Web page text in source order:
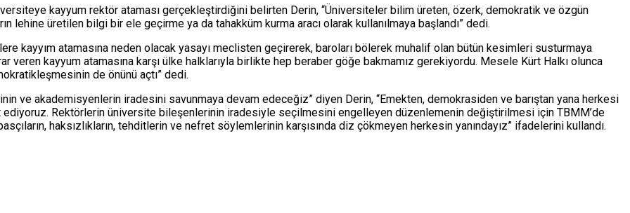
kayyum rektör ataması gerçekleştirdiğini belirten Derin, “Üniversiteler bilim üreten, özerk, demokratik ve özgün
lehine üretilen bilgi bir ele geçirme ya da tahakküm kurma aracı olarak kullanılmaya başlandı” dedi.
kayyım atamasına neden olacak yasayı meclisten geçirerek, baroları bölerek muhalif olan bütün kesimleri susturmaya
veren kayyum atamasına karşı ülke halklarıyla birlikte hep beraber göğe bakmamız gerekiyordu. Mesele Kürt Halkı olunca
de önünü açtı” dedi.
ve akademisyenlerin iradesini savunmaya devam edeceğiz” diyen Derin, “Emekten, demokrasiden ve barıştan yana herkesi
Rektörlerin üniversite bileşenlerinin iradesiyle seçilmesini engelleyen düzenlemenin değiştirilmesi için TBMM’de
haksızlıkların, tehditlerin ve nefret söylemlerinin karşısında diz çökmeyen herkesin yanındayız” ifadelerini kullandı.